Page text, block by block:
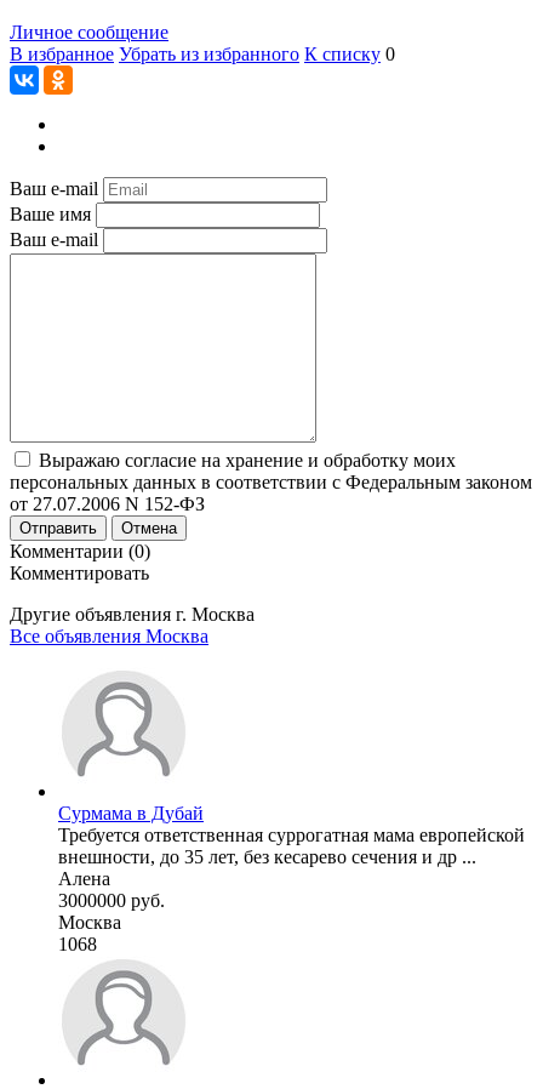
Личное сообщение
В избранное Убрать из избранного К списку 0
Ваш e-mail
Ваше имя
Ваш e-mail
Выражаю согласие на хранение и обработку моих
персональных данных в соответствии с Федеральным законом
от 27.07.2006 N 152-ФЗ
Отправить Отмена
Комментарии (0)
Комментировать
Другие объявления г. Москва
Все объявления Москва
Сурмама в Дубай
Требуется ответственная суррогатная мама европейской
внешности, до 35 лет, без кесарево сечения и др ...
Алена
3000000 руб.
Москва
1068